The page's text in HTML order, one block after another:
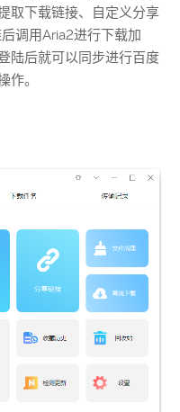
取下载链接、自定义分享
调用Aria2进行下载加
陆后就可以同步进行百度
作。